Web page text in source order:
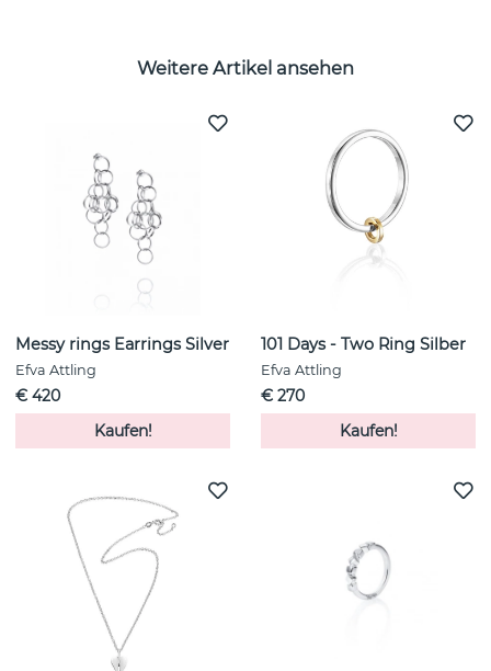
Weitere Artikel ansehen
Messy rings Earrings Silver
Efva Attling
€ 420
Kaufen!
101 Days - Two Ring Silber
Efva Attling
€ 270
Kaufen!